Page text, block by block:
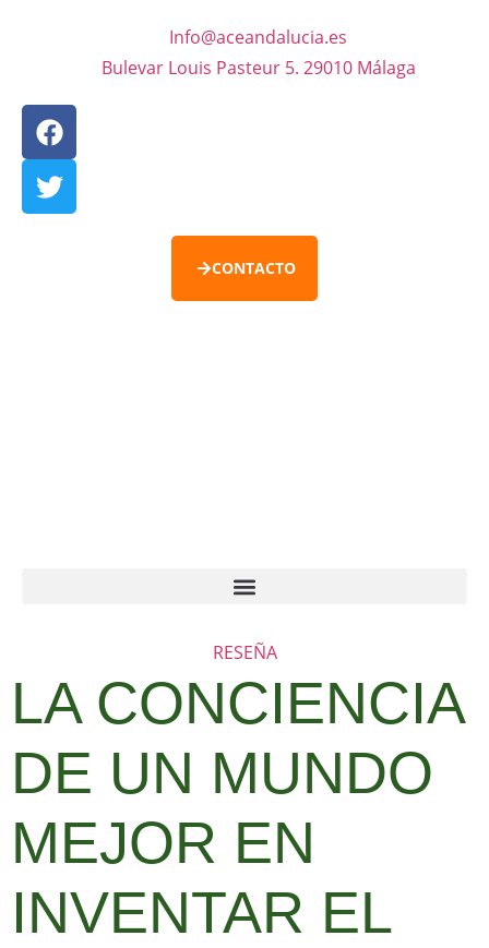
Info@aceandalucia.es
Bulevar Louis Pasteur 5. 29010 Málaga
CONTACTO
RESEÑA
LA CONCIENCIA
DE UN MUNDO
MEJOR EN
INVENTAR EL